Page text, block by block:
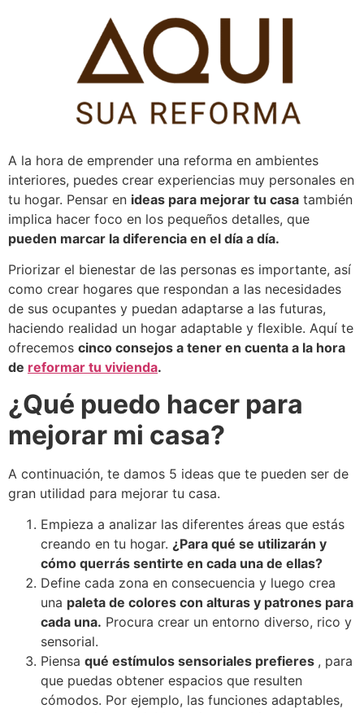
A la hora de emprender una reforma en ambientes
interiores, puedes crear experiencias muy personales en
tu hogar. Pensar en ideas para mejorar tu casa también
implica hacer foco en los pequeños detalles, que
pueden marcar la diferencia en el día a día.
Priorizar el bienestar de las personas es importante, así
como crear hogares que respondan a las necesidades
de sus ocupantes y puedan adaptarse a las futuras,
haciendo realidad un hogar adaptable y flexible. Aquí te
ofrecemos cinco consejos a tener en cuenta a la hora
de reformar tu vivienda.
¿Qué puedo hacer para
mejorar mi casa?
A continuación, te damos 5 ideas que te pueden ser de
gran utilidad para mejorar tu casa.
Empieza a analizar las diferentes áreas que estás
creando en tu hogar. ¿Para qué se utilizarán y
cómo querrás sentirte en cada una de ellas?
Define cada zona en consecuencia y luego crea
una paleta de colores con alturas y patrones para
cada una. Procura crear un entorno diverso, rico y
sensorial.
Piensa qué estímulos sensoriales prefieres , para
que puedas obtener espacios que resulten
cómodos. Por ejemplo, las funciones adaptables,